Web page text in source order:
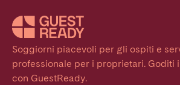
Soggiorni piacevoli per gli ospiti e
professionale per i proprietari. Goditi
con GuestReady.